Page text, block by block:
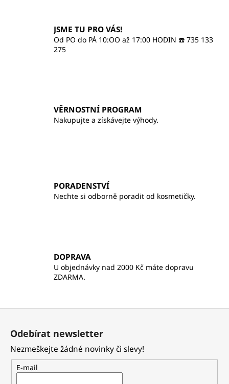
c
í
v
ý
p
n
í
JSME TU PRO VÁS!
Od PO do PÁ 10:OO až 17:00 HODIN ☎️ 735 133
275
VĚRNOSTNÍ PROGRAM
Nakupujte a získávejte výhody.
PORADENSTVÍ
Nechte si odborně poradit od kosmetičky.
DOPRAVA
U objednávky nad 2000 Kč máte dopravu
ZDARMA.
Z
Odebírat newsletter
Nezmeškejte žádné novinky či slevy!
E-mail